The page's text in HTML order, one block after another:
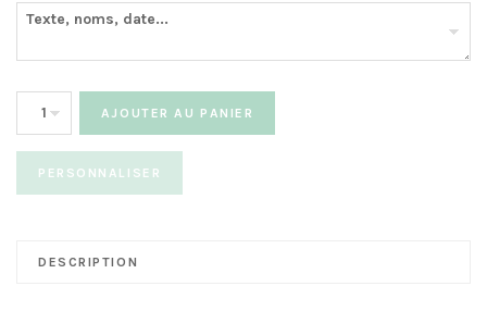
Menu
Valises
AJOUTER AU PANIER
PERSONNALISER
DESCRIPTION